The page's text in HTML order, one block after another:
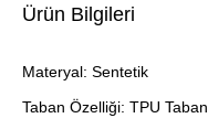
Ürün Bilgileri
Materyal: Sentetik
Taban Özelliği: TPU Taban